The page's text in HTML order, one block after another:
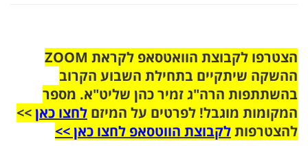
הצטרפו לקבוצת הוואטסאפ לקראת ZOOM
ההשקה שיתקיים בתחילת השבוע הקרוב
בהשתתפות הרה"ג זמיר כהן שליט"א. מספר
המקומות מוגבל! לפרטים על המיזם לחצו כאן>>
להצטרפותלקבוצת הווטסאפ לחצו כאן >>